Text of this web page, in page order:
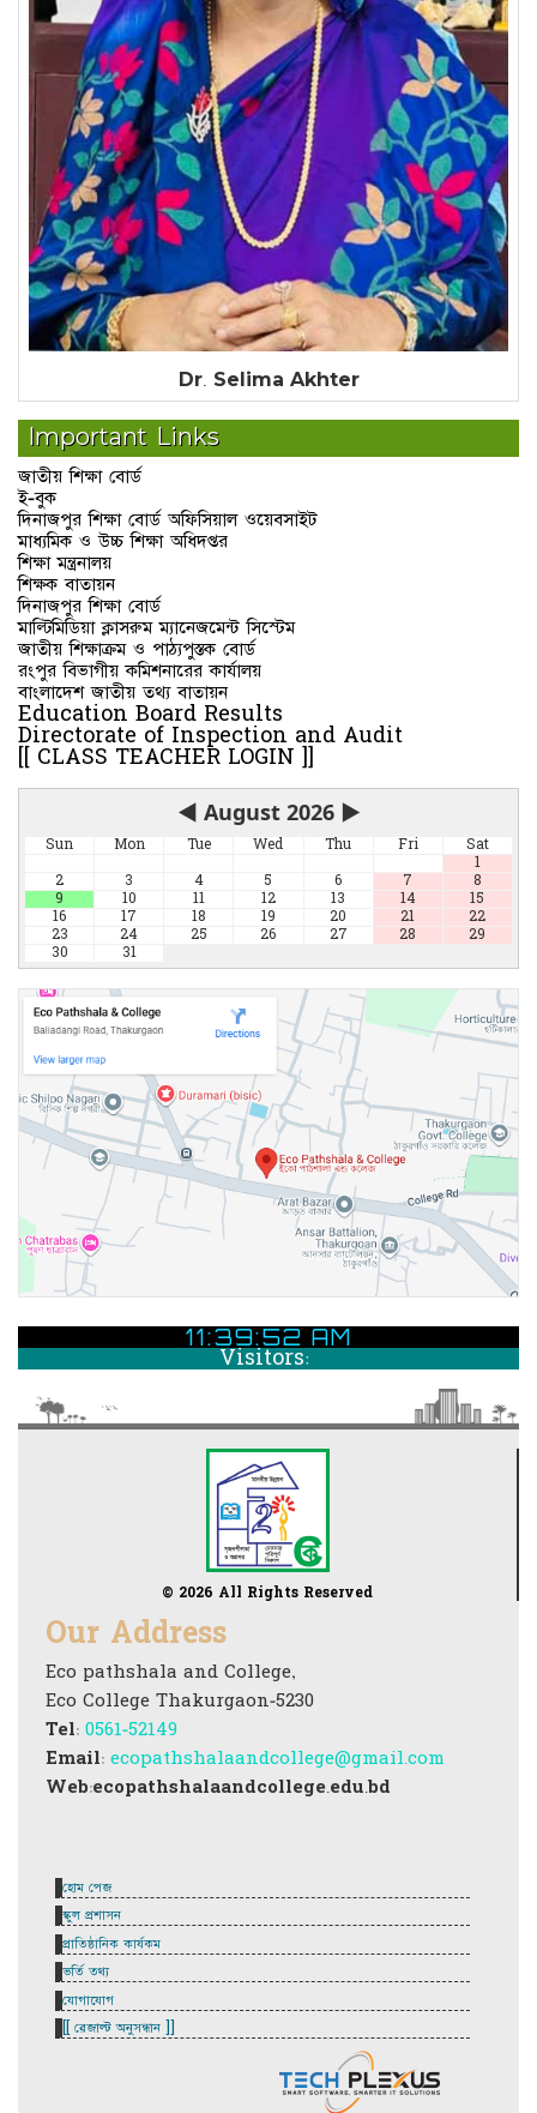
Dr. Selima Akhter
Important Links
জাতীয় শিক্ষা বোর্ড
ই-বুক
দিনাজপুর শিক্ষা বোর্ড অফিসিয়াল ওয়েবসাইট
মাধ্যমিক ও উচ্চ শিক্ষা অধিদপ্তর
শিক্ষা মন্ত্রনালয়
শিক্ষক বাতায়ন
দিনাজপুর শিক্ষা বোর্ড
মাল্টিমিডিয়া ক্লাসরুম ম্যানেজমেন্ট সিস্টেম
জাতীয় শিক্ষাক্রম ও পাঠ্যপুস্তক বোর্ড
রংপুর বিভাগীয় কমিশনারের কার্যালয়
বাংলাদেশ জাতীয় তথ্য বাতায়ন
Education Board Results
Directorate of Inspection and Audit
[[ CLASS TEACHER LOGIN ]]
◀ August 2026 ▶
Sun Mon Tue Wed Thu Fri
Sat
1
2
3 4 5 6 7
8
9
10 11 12 13 14
15
16
17 18 19 20 21
22
23
24 25 26 27 28
29
30
31
11:39:53 AM
Visitors:
© 2026 All Rights Reserved
Our Address
Eco pathshala and College,
Eco College Thakurgaon-5230
Tel: 0561-52149
Email: ecopathshalaandcollege@gmail.com
Web:ecopathshalaandcollege.edu.bd
হোম পেজ
স্কুল প্রশাসন
প্রাতিষ্ঠানিক কার্যকম
ভর্তি তথ্য
যোগাযোগ
[[ রেজাল্ট অনুসন্ধান ]]